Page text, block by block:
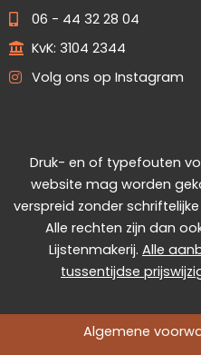
06 - 44 32 28 04
KvK: 3104 2344
Volg ons op Instagram
Druk- en of typefouten
website mag worden
verspreid zonder
Alle rechten zijn dan
Lijstenmakerij. Alle
tussentijdse
Algemene